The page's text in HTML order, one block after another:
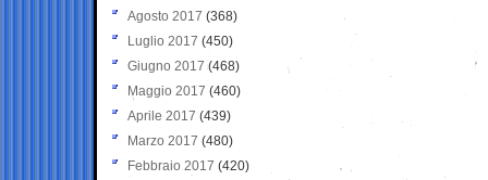
Agosto 2017 (368)
Luglio 2017 (450)
Giugno 2017 (468)
Maggio 2017 (460)
Aprile 2017 (439)
Marzo 2017 (480)
Febbraio 2017 (420)